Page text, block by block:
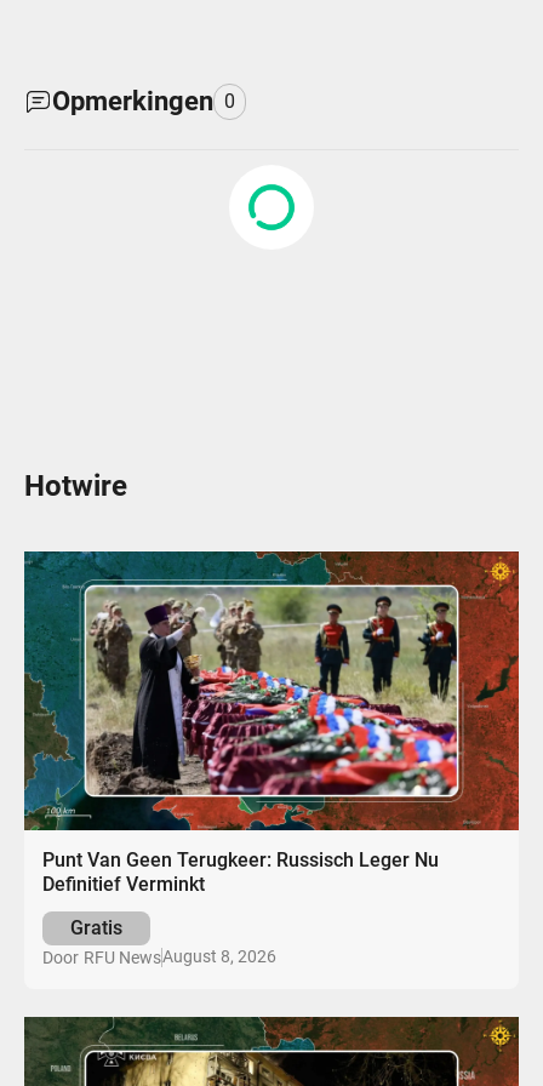
Opmerkingen 0
Hotwire
Punt Van Geen Terugkeer: Russisch Leger Nu
Definitief Verminkt
Gratis
Door RFU NewsAugust 8, 2026